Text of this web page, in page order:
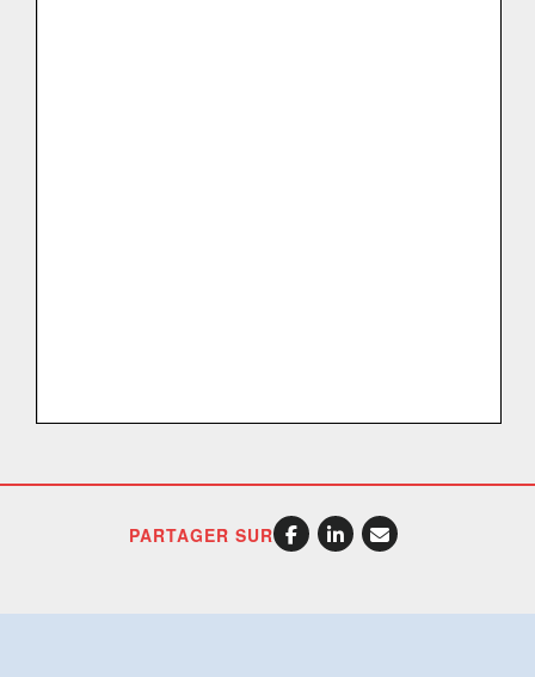
PARTAGER SUR